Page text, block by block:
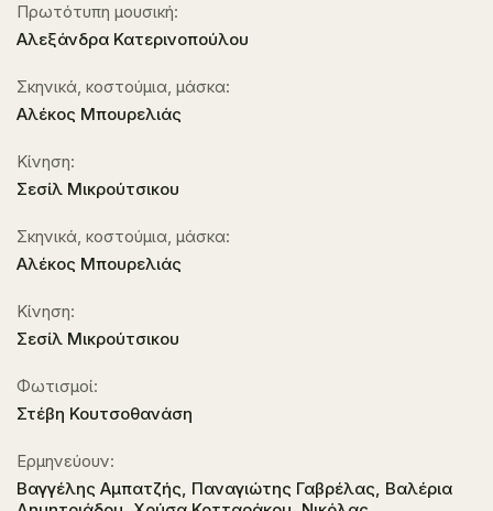
Πρωτότυπη μουσική:
Αλεξάνδρα Κατερινοπούλου
Σκηνικά, κοστούμια, μάσκα:
Αλέκος Μπουρελιάς
Κίνηση:
Σεσίλ Μικρούτσικου
Σκηνικά, κοστούμια, μάσκα:
Αλέκος Μπουρελιάς
Κίνηση:
Σεσίλ Μικρούτσικου
Φωτισμοί:
Στέβη Κουτσοθανάση
Ερμηνεύουν:
Βαγγέλης Αμπατζής, Παναγιώτης Γαβρέλας, Βαλέρια